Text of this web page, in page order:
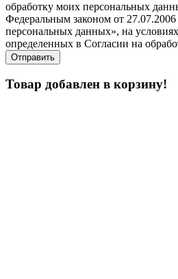
обработку моих персональных
Федеральным законом от
персональных данных», на
определенных в Согласии на
Товар добавлен в корзину!